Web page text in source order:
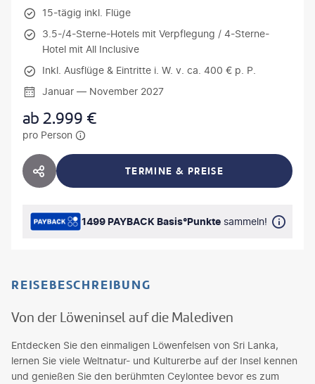
15-tägig inkl. Flüge
3.5-/4-Sterne-Hotels mit Verpflegung / 4-Sterne-
Hotel mit All Inclusive
Inkl. Ausflüge & Eintritte i. W. v. ca. 400 € p. P.
Januar — November 2027
ab2.999 €
pro Person
HOTEL TEILEN TERMINE & PREISE
1499 PAYBACK Basis°Punkte sammeln!
REISEBESCHREIBUNG
Von der Löweninsel auf die Malediven
Entdecken Sie den einmaligen Löwenfelsen von Sri Lanka,
lernen Sie viele Weltnatur- und Kulturerbe auf der Insel kennen
und genießen Sie den berühmten Ceylontee bevor es zum